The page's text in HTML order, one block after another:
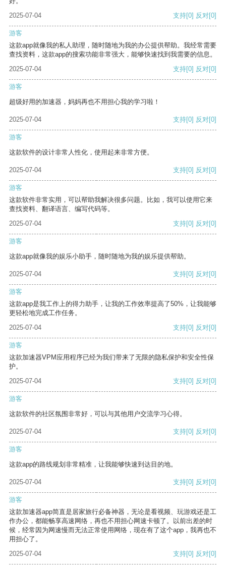
2025-07-04
支持[0] 反对[0]
游客
这款app就像我的私人助理，随时随地为我的办公提供帮助。我经常需要
查找资料，这款app的搜索功能非常强大，能够快速找到我需要的信息。
2025-07-04
支持[0] 反对[0]
游客
超级好用的加速器，妈妈再也不用担心我的学习啦！
2025-07-04 支持[0] 反对[0]
游客
这款软件的设计非常人性化，使用起来非常方便。
2025-07-04 支持[0] 反对[0]
游客
这款软件非常实用，可以帮助我解决很多问题。比如，我可以使用它来
查找资料、翻译语言、编写代码等。
2025-07-04
支持[0] 反对[0]
游客
这款app就像我的娱乐小助手，随时随地为我的娱乐提供帮助。
2025-07-04 支持[0] 反对[0]
游客
这款app是我工作上的得力助手，让我的工作效率提高了50%，让我能够
更轻松地完成工作任务。
2025-07-04
支持[0] 反对[0]
游客
这款加速器VPM应用程序已经为我们带来了无限的隐私保护和安全性保
护。
2025-07-04
支持[0] 反对[0]
游客
这款软件的社区氛围非常好，可以与其他用户交流学习心得。
2025-07-04 支持[0] 反对[0]
游客
这款app的路线规划非常精准，让我能够快速到达目的地。
2025-07-04 支持[0] 反对[0]
游客
这款加速器app简直是居家旅行必备神器，无论是看视频、玩游戏还是工
作办公，都能畅享高速网络，再也不用担心网速卡顿了。以前出差的时
候，经常因为网速慢而无法正常使用网络，现在有了这个app，我再也不
用担心了。
2025-07-04
支持[0] 反对[0]